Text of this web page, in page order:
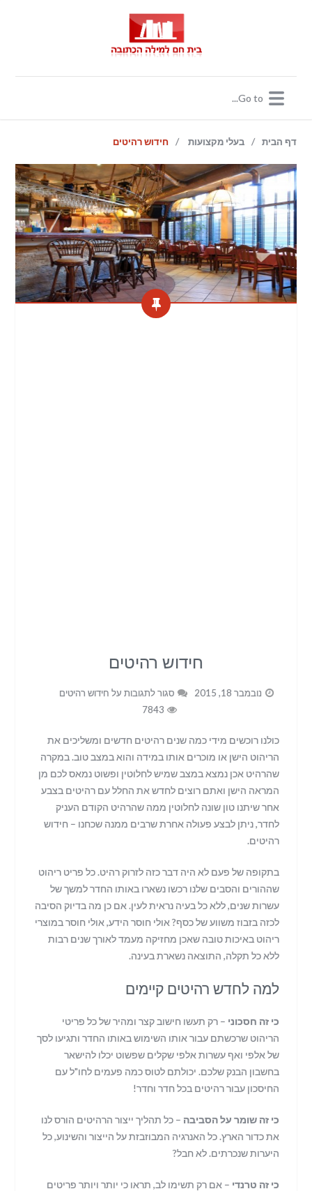
דף הבית / בעלי מקצועות / חידוש רהיטים
חידוש רהיטים
נובמבר 18, 2015 סגור לתגובות על חידוש רהיטים
כולנו רוכשים מידי כמה שנים רהיטים חדשים ומשליכים את
הריהוט הישן או מוכרים אותו במידה והוא במצב טוב. במקרה
שהרהיט אכן נמצא במצב שמיש לחלוטין ופשוט נמאס לכם מן
המראה הישן ואתם רוצים לחדש את החלל עם רהיטים בצבע
אחר שיתנו טון שונה לחלוטין ממה שהרהיט הקודם העניק
לחדר, ניתן לבצע פעולה אחרת שרבים ממנה שכחנו – חידוש
רהיטים.
בתקופה של פעם לא היה דבר כזה לזרוק רהיט. כל פריט ריהוט
שההורים והסבים שלנו רכשו נשארו באותו החדר למשך של
עשרות שנים, ללא כל בעיה נראית לעין. אם כן מה בדיוק הסיבה
לכזה בזבוז משווע של כסף? אולי חוסר הידע, אולי חוסר במוצרי
ריהוט באיכות טובה שאכן מחזיקה מעמד לאורך שנים רבות
ללא כל תקלה, התוצאה נשארת בעינה.
למה לחדש רהיטים קיימים
כי זה חסכוני – רק תעשו חישוב קצר ומהיר של כל פריטי
הריהוט שרכשתם עבור אותו השימוש באותו החדר ותגיעו לסך
של אלפי ואף עשרות אלפי שקלים שפשוט יכלו להישאר
בחשבון הבנק שלכם. יכולתם לטוס כמה פעמים לחו"ל עם
החיסכון עבור רהיטים בכל חדר וחדר!
כי זה שומר על הסביבה – כל תהליך ייצור הרהיטים הורס לנו
את כדור הארץ. כל האנרגיה המבוזבזת על הייצור והשינוע, כל
היערות שנכרתים. לא חבל?
כי זה טרנדי – אם רק תשימו לב, תראו כי יותר ויותר פריטים